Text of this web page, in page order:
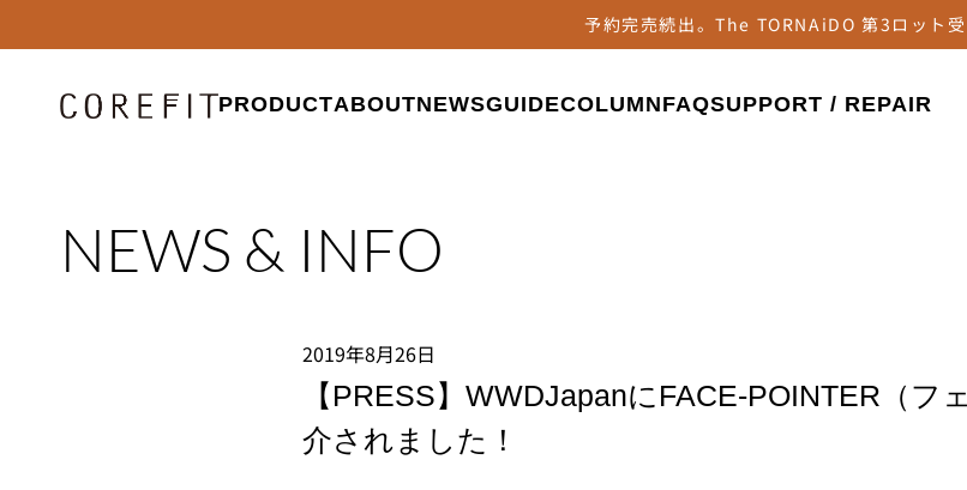
予約完売続出。The TORNAiDO 第3ロット
PRODUCTABOUTNEWSGUIDECOLUMNFAQSUPPORT / REPAIR
NEWS & INFO
2019年8月26日
【PRESS】WWDJapanにFACE-POINTER（フ
介されました！